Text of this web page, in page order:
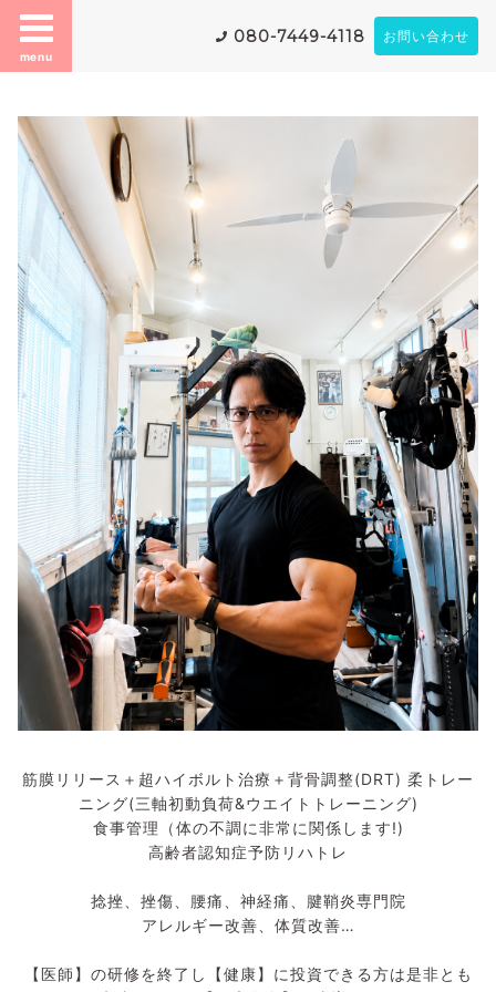
menu
080-7449-4118 お問い合わせ
筋膜リリース＋超ハイボルト治療＋背骨調整(DRT) 柔トレー
ニング(三軸初動負荷&ウエイトトレーニング)
食事管理（体の不調に非常に関係します!)
高齢者認知症予防リハトレ
捻挫、挫傷、腰痛、神経痛、腱鞘炎専門院
アレルギー改善、体質改善…
【医師】の研修を終了し【健康】に投資できる方は是非とも